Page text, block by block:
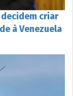
criar
à Venezuela